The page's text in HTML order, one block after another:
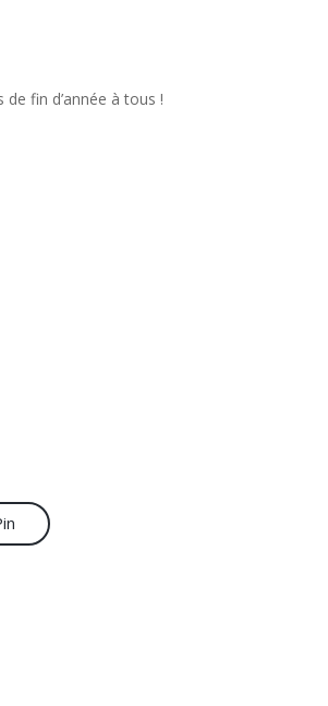
fin d’année à tous !